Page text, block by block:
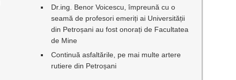
Dr.ing. Benor Voicescu, împreună cu o
seamă de profesori emeriți ai Universității
din Petroșani au fost onorați de Facultatea
de Mine
Continuă asfaltările, pe mai multe artere
rutiere din Petroșani